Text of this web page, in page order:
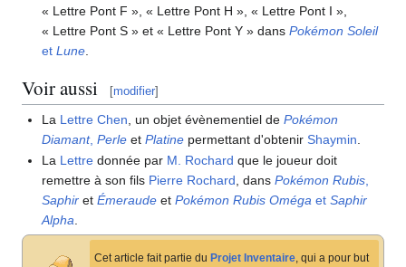
« Lettre Pont F », « Lettre Pont H », « Lettre Pont I »,
« Lettre Pont S » et « Lettre Pont Y » dansPokémon Soleil
etLune.
Voir aussi [modifier]
La Lettre Chen , un objet évènementiel dePokémon
Diamant,Perle etPlatine permettant d'obtenirShaymin
La Lettre donnée par M. Rochard que le joueur doit
remettre à son fils Pierre Rochard, dansPokémon Rubis,
Saphir etÉmeraude etPokémon Rubis Oméga etSaphir
Alpha.
Cet article fait partie du Projet Inventaire, qui a pour but